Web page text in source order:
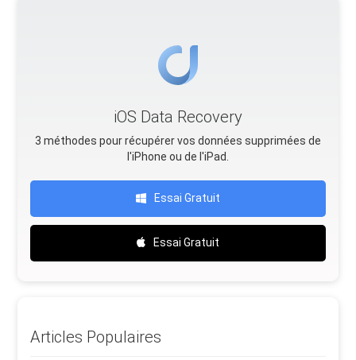
iOS Data Recovery
3 méthodes pour récupérer vos données supprimées de
l'iPhone ou de l'iPad.
Essai Gratuit
Essai Gratuit
Articles Populaires